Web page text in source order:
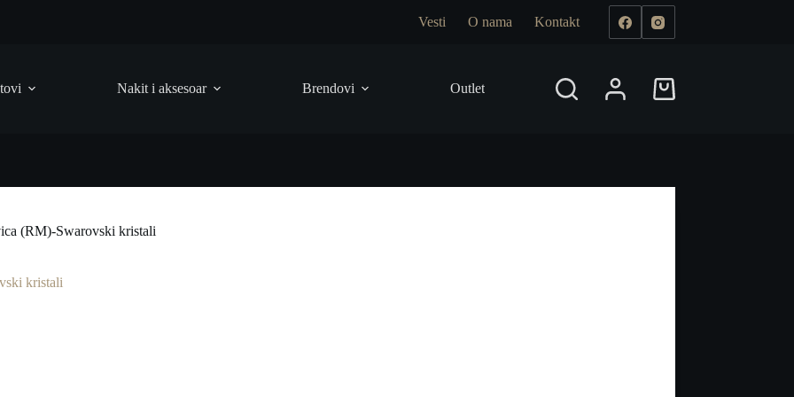
Vesti O nama Kontakt
Nakit i aksesoar Brendovi Outlet Prodajna mesta
Shopping
(RM)-Swarovski kristali